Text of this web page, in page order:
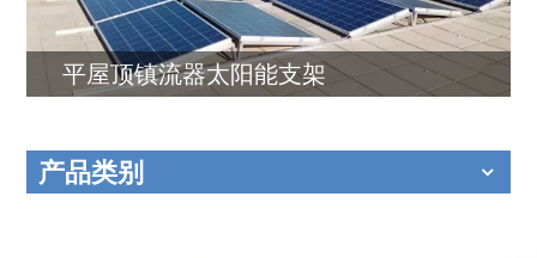
平屋顶镇流器太阳能支架
产品类别